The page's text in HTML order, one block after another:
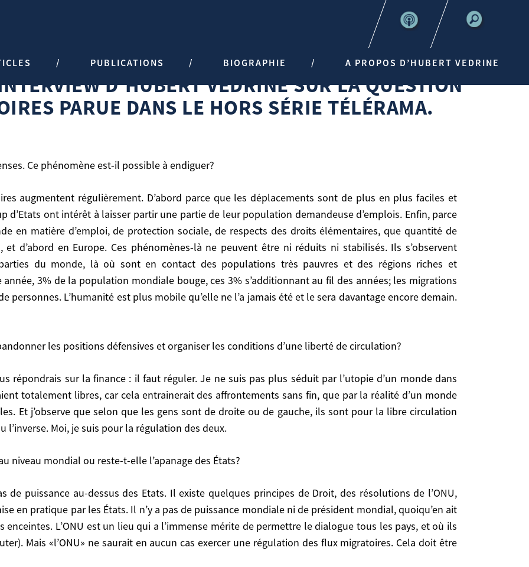
PUBLICATIONS BIOGRAPHIE A PROPOS D’HUBERT VEDRINE
D’HUBERT VÉDRINE SUR LA QUESTION
PARUE DANS LE HORS SÉRIE TÉLÉRAMA.
Ce phénomène est-il possible à endiguer?
d’Etats ont intérêt à laisser partir une partie de leur population demandeuse d’emplois. Enfin, parce
en matière d’emploi, de protection sociale, de respects des droits élémentaires, que quantité de
d’abord en Europe. Ces phénomènes-là ne peuvent être ni réduits ni stabilisés. Ils s’observent
du monde, là où sont en contact des populations très pauvres et des régions riches et
3% de la population mondiale bouge, ces 3% s’additionnant au fil des années; les migrations
L’humanité est plus mobile qu’elle ne l’a jamais été et le sera davantage encore demain.
les positions défensives et organiser les conditions d’une liberté de circulation?
totalement libres, car cela entrainerait des affrontements sans fin, que par la réalité d’un monde
Et j’observe que selon que les gens sont de droite ou de gauche, ils sont pour la libre circulation
l’inverse. Moi, je suis pour la régulation des deux.
niveau mondial ou reste-t-elle l’apanage des États?
en pratique par les États. Il n’y a pas de puissance mondiale ni de président mondial, quoiqu’en ait
enceintes. L’ONU est un lieu qui a l’immense mérite de permettre le dialogue tous les pays, et où ils
Mais «l’ONU» ne saurait en aucun cas exercer une régulation des flux migratoires. Cela doit être
HORS SÉRIE TÉLÉRAMA.
des flux migratoires parue dans le hors série Télérama.
phénomène est-il possible à endiguer?
ont intérêt à laisser partir une partie de leur population demandeuse d’emplois. Enfin, parce que les
de protection sociale, de respects des droits élémentaires, que quantité de gens pensent qu’ils
phénomènes-là ne peuvent être ni réduits ni stabilisés. Ils s’observent partout particulièrement dans
populations très pauvres et des régions riches et développées. Voilà pour le constat: chaque année,
et le sera davantage encore demain. Cela peut être organisé, pas empêché.
les positions défensives et organiser les conditions d’une liberté de circulation?
car cela entrainerait des affrontements sans fin, que par la réalité d’un monde dans lequel les
des deux.
mondial ou reste-t-elle l’apanage des États?
les États. Il n’y a pas de puissance mondiale ni de président mondial, quoiqu’en ait rêvé certains, au-
un lieu qui a l’immense mérite de permettre le dialogue tous les pays, et où ils peuvent coopérer, se